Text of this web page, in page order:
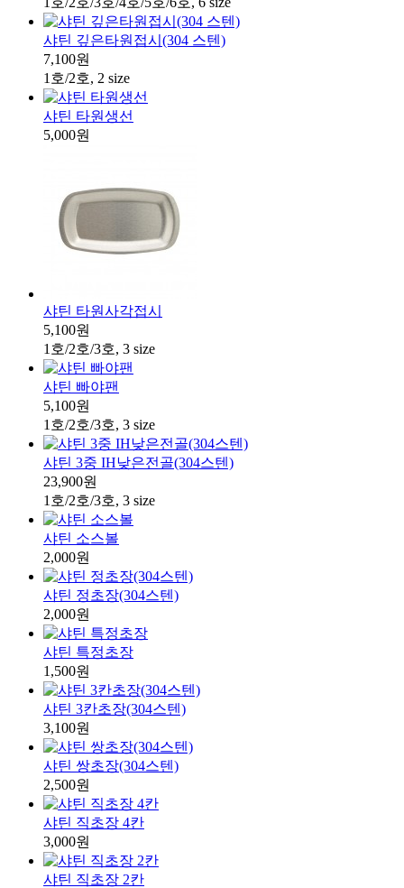
샤틴 깊은타원접시(304 스텐)
7,100원
1호/2호, 2 size
샤틴 타원생선
5,000원
샤틴 타원사각접시
5,100원
1호/2호/3호, 3 size
샤틴 빠야팬
5,100원
1호/2호/3호, 3 size
샤틴 3중 IH낮은전골(304스텐)
23,900원
1호/2호/3호, 3 size
샤틴 소스볼
2,000원
샤틴 정초장(304스텐)
2,000원
샤틴 특정초장
1,500원
샤틴 3칸초장(304스텐)
3,100원
샤틴 쌍초장(304스텐)
2,500원
샤틴 직초장 4칸
3,000원
샤틴 직초장 2칸